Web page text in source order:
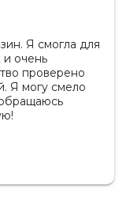
Я смогла для
очень
проверено
Я могу смело